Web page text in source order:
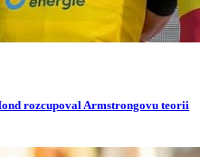
rozcupoval Armstrongovu teorii